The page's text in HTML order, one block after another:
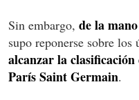
Sin embargo, de la
supo reponerse sobre
alcanzar la
París Saint Germain.